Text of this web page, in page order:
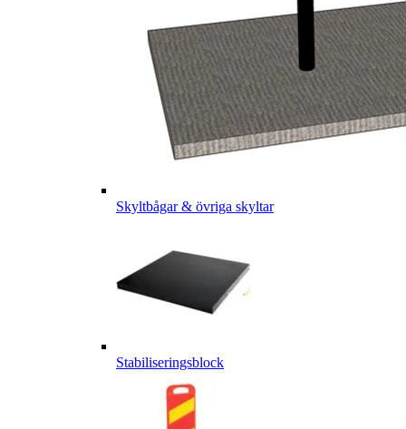
Skyltbågar & övriga skyltar
Stabiliseringsblock